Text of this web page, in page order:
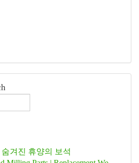
겨진 휴양의 보석